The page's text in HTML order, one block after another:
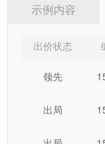
认真查看了解竞价
竞买人不去
示例内容
出价状态
领先
出局